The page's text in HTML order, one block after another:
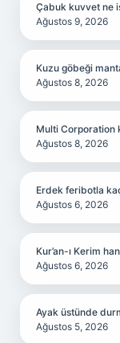
Çabuk kuvvet ne
Ağustos 9, 2026
Kuzu göbeği
Ağustos 8, 2026
Multi Corporation
Ağustos 8, 2026
Erdek feribotla
Ağustos 6, 2026
Kur’an-ı Kerim
Ağustos 6, 2026
Ayak üstünde
Ağustos 5, 2026